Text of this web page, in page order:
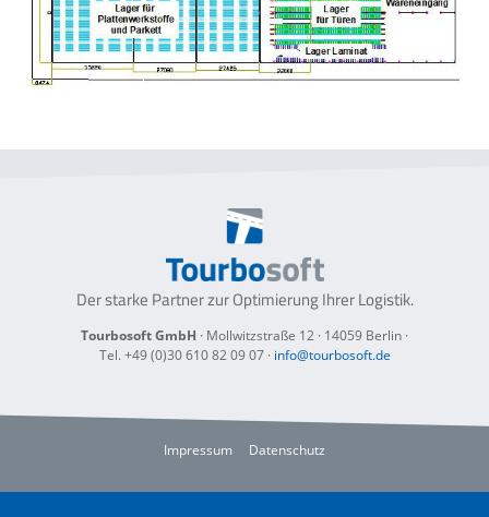
Der starke Partner zur OptimierungIhrer Logistik.
Tourbosoft GmbH · Mollwitzstraße 12 · 14059 Berlin ·
Tel. +49 (0)30 610 82 09 07· info@tourbosoft.de
Impressum Datenschutz